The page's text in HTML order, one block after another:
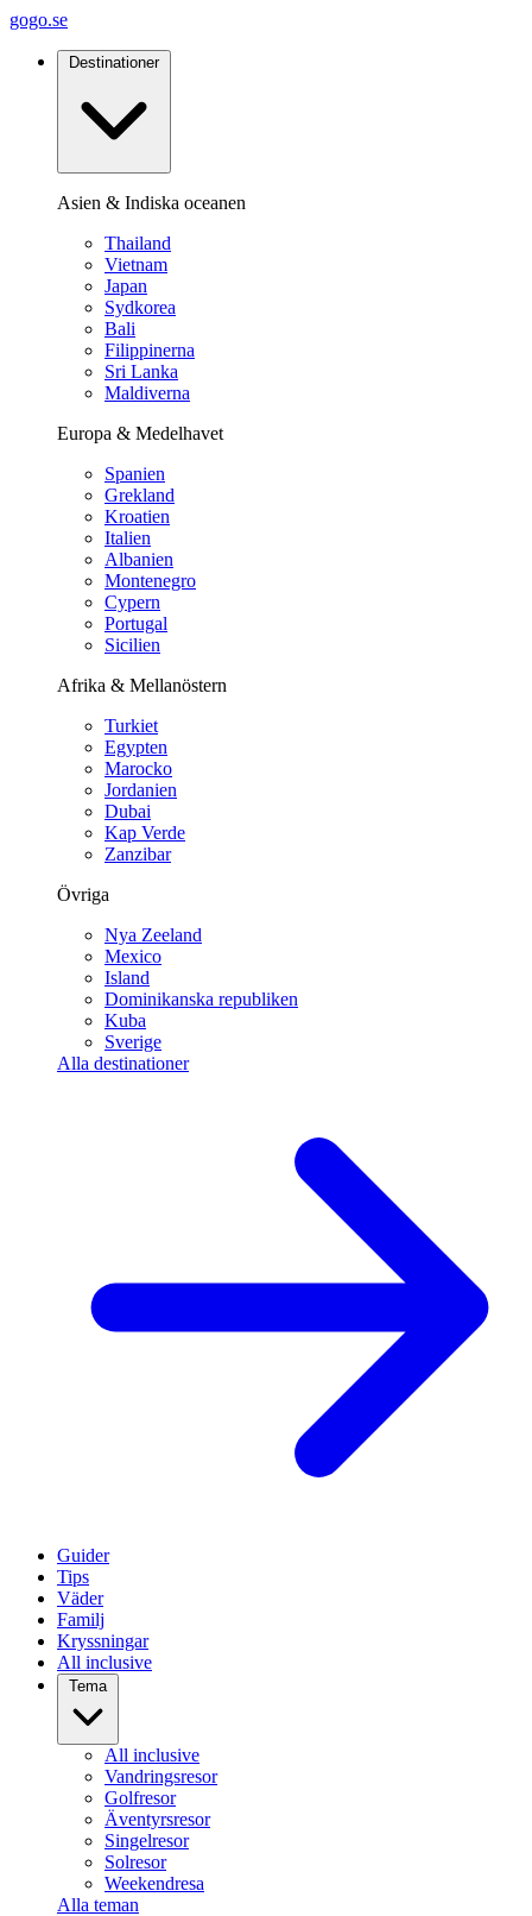
gogo.se
Destinationer
Asien & Indiska oceanen
Thailand
Vietnam
Japan
Sydkorea
Bali
Filippinerna
Sri Lanka
Maldiverna
Europa & Medelhavet
Spanien
Grekland
Kroatien
Italien
Albanien
Montenegro
Cypern
Portugal
Sicilien
Afrika & Mellanöstern
Turkiet
Egypten
Marocko
Jordanien
Dubai
Kap Verde
Zanzibar
Övriga
Nya Zeeland
Mexico
Island
Dominikanska republiken
Kuba
Sverige
Alla destinationer
Guider
Tips
Väder
Familj
Kryssningar
All inclusive
Tema
All inclusive
Vandringsresor
Golfresor
Äventyrsresor
Singelresor
Solresor
Weekendresa
Alla teman